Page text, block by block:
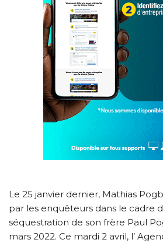
Le 25 janvier dernier, Mathias
par les enquêteurs dans le cadre
séquestration de son frère Paul
mars 2022. Ce mardi 2 avril, l’